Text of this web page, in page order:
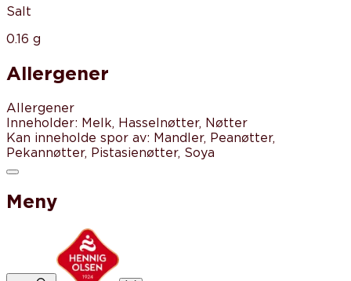
Salt
0.16 g
Allergener
Allergener
Inneholder: Melk, Hasselnøtter, Nøtter
Kan inneholde spor av: Mandler, Peanøtter,
Pekannøtter, Pistasienøtter, Soya
Meny